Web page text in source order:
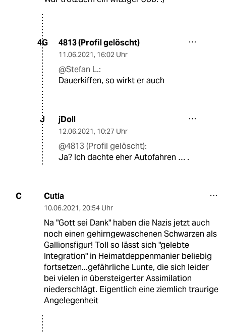
4G 4813 (Profil gelöscht)
11.06.2021, 16:02 Uhr
@Stefan L.:
Dauerkiffen, so wirkt er auch
J jDoll
12.06.2021, 10:27 Uhr
@4813 (Profil gelöscht):
Ja? Ich dachte eher Autofahren … .
C Cutia
10.06.2021, 20:54 Uhr
Na "Gott sei Dank" haben die Nazis jetzt auch
noch einen gehirngewaschenen Schwarzen als
Gallionsfigur! Toll so lässt sich "gelebte
Integration" in Heimatdeppenmanier beliebig
fortsetzen...gefährliche Lunte, die sich leider
bei vielen in übersteigerter Assimilation
niederschlägt. Eigentlich eine ziemlich traurige
Angelegenheit